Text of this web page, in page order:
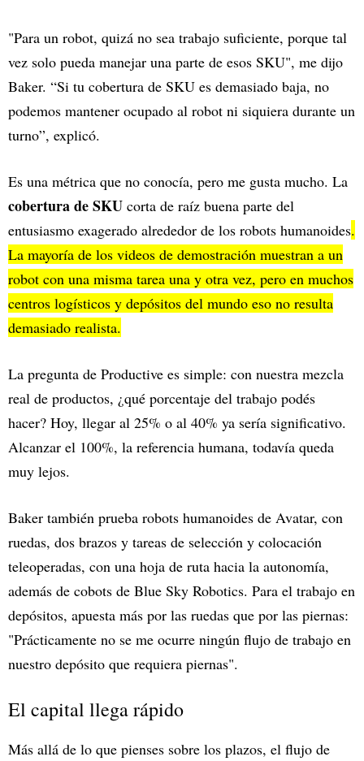
"Para un robot, quizá no sea trabajo suficiente, porque tal
vez solo pueda manejar una parte de esos SKU", me dijo
Baker. “Si tu cobertura de SKU es demasiado baja, no
podemos mantener ocupado al robot ni siquiera durante un
turno”, explicó.
Es una métrica que no conocía, pero me gusta mucho. La
cobertura de SKU corta de raíz buena parte del
entusiasmo exagerado alrededor de los robots humanoides.
La mayoría de los videos de demostración muestran a un
robot con una misma tarea una y otra vez, pero en muchos
centros logísticos y depósitos del mundo eso no resulta
demasiado realista.
La pregunta de Productive es simple: con nuestra mezcla
real de productos, ¿qué porcentaje del trabajo podés
hacer? Hoy, llegar al 25% o al 40% ya sería significativo.
Alcanzar el 100%, la referencia humana, todavía queda
muy lejos.
Baker también prueba robots humanoides de Avatar, con
ruedas, dos brazos y tareas de selección y colocación
teleoperadas, con una hoja de ruta hacia la autonomía,
además de cobots de Blue Sky Robotics. Para el trabajo en
depósitos, apuesta más por las ruedas que por las piernas:
"Prácticamente no se me ocurre ningún flujo de trabajo en
nuestro depósito que requiera piernas".
El capital llega rápido
Más allá de lo que pienses sobre los plazos, el flujo de